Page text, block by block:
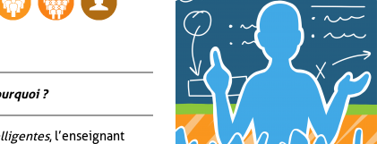
?
, l’enseignant